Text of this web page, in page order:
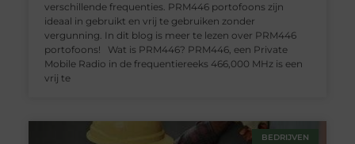
verschillende frequenties. PRM446 portofoons zijn
ideaal in gebruikt en vrij te gebruiken zonder
vergunning. In dit blog is meer te lezen over PRM446
portofoons! Wat is PRM446? PRM446, een Private
Mobile Radio in de frequentiereeks 466,000 MHz is een
vrij te
BEDRIJVEN